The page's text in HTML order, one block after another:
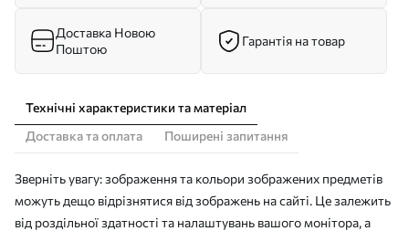
Доставка Новою
Поштою
Гарантія на товар
Технічні характеристики та матеріал
Доставка та оплата
Поширені запитання
Зверніть увагу: зображення та кольори зображених предметів
можуть дещо відрізнятися від зображень на сайті. Це залежить
від роздільної здатності та налаштувань вашого монітора, а